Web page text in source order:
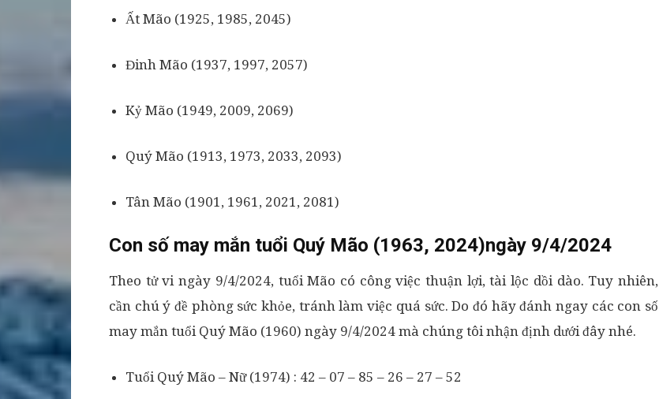
Ất Mão (1925, 1985, 2045)
Đinh Mão (1937, 1997, 2057)
Kỷ Mão (1949, 2009, 2069)
Quý Mão (1913, 1973, 2033, 2093)
Tân Mão (1901, 1961, 2021, 2081)
Con số may mắn tuổi Quý Mão (1963, 2024)ngày 9/4/2024
Theo tử vi ngày 9/4/2024, tuổi Mão có công việc thuận lợi, tài lộc dồi dào. Tuy nhiên,
cần chú ý đề phòng sức khỏe, tránh làm việc quá sức. Do đó hãy đánh ngay các con số
may mắn tuổi Quý Mão (1960) ngày 9/4/2024 mà chúng tôi nhận định dưới đây nhé.
Tuổi Quý Mão – Nữ (1974) : 42 – 07 – 85 – 26 – 27 – 52